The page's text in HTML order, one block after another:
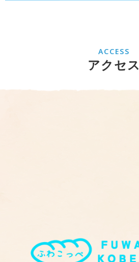
ACCESS
アクセス